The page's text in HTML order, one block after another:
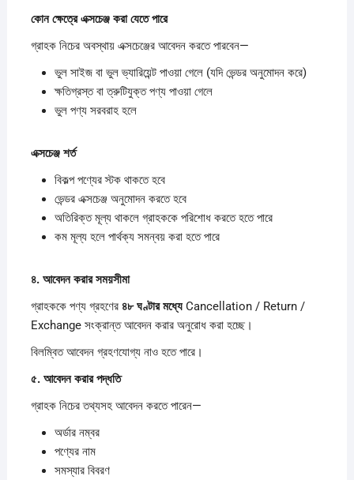
কোনক্ষেত্রেএক্সচেঞ্জ করাযেতেপারে
গ্রাহক নিচের অবস্থায় এক্সচেঞ্জের আবেদন করতে পারবেন—
ভুল সাইজ বা ভুল ভ্যারিয়েন্ট পাওয়া গেলে (যদি ভেন্ডর অনুমোদন করে)
ক্ষতিগ্রস্ত বা ত্রুটিযুক্ত পণ্য পাওয়া গেলে
ভুল পণ্য সরবরাহ হলে
এক্সচেঞ্জ শর্ত
বিকল্প পণ্যের স্টক থাকতে হবে
ভেন্ডর এক্সচেঞ্জ অনুমোদন করতে হবে
অতিরিক্ত মূল্য থাকলে গ্রাহককে পরিশোধ করতে হতে পারে
কম মূল্য হলে পার্থক্য সমন্বয় করা হতে পারে
৪. আবেদনকরারসময়সীমা
গ্রাহককে পণ্য গ্রহণের ৪৮ঘণ্টারমধ্যেCancellation / Return /
Exchange সংক্রান্ত আবেদন করার অনুরোধ করা হচ্ছে।
বিলম্বিত আবেদন গ্রহণযোগ্য নাও হতে পারে।
৫. আবেদনকরারপদ্ধতি
গ্রাহক নিচের তথ্যসহ আবেদন করতে পারেন—
অর্ডার নম্বর
পণ্যের নাম
সমস্যার বিবরণ